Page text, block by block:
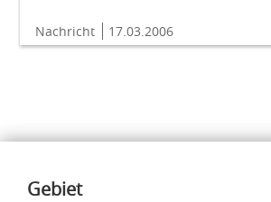
Nachricht 17.03.2006
Inhalte
Gebiet